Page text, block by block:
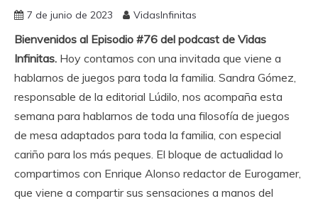
7 de junio de 2023 VidasInfinitas
Bienvenidos al Episodio #76 del podcast de Vidas
Infinitas. Hoy contamos con una invitada que viene a
hablarnos de juegos para toda la familia. Sandra Gómez,
responsable de la editorial Lúdilo, nos acompaña esta
semana para hablarnos de toda una filosofía de juegos
de mesa adaptados para toda la familia, con especial
cariño para los más peques. El bloque de actualidad lo
compartimos con Enrique Alonso redactor de Eurogamer,
que viene a compartir sus sensaciones a manos del